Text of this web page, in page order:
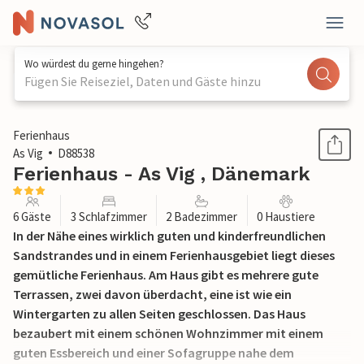
Wo würdest du gerne hingehen?
Fügen Sie Reiseziel, Daten und Gäste hinzu
1 / 26
Ferienhaus
As Vig
D88538
Ferienhaus - As Vig , Dänemark
6 Gäste 3 Schlafzimmer 2 Badezimmer 0 Haustiere
In der Nähe eines wirklich guten und kinderfreundlichen
Sandstrandes und in einem Ferienhausgebiet liegt dieses
gemütliche Ferienhaus. Am Haus gibt es mehrere gute
Terrassen, zwei davon überdacht, eine ist wie ein
Wintergarten zu allen Seiten geschlossen. Das Haus
bezaubert mit einem schönen Wohnzimmer mit einem
guten Essbereich und einer Sofagruppe nahe dem